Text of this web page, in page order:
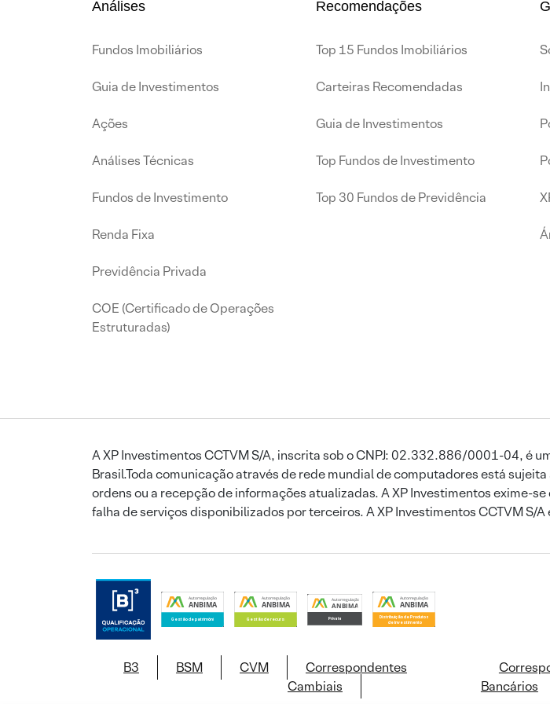
Análises
Fundos Imobiliários
Guia de Investimentos
Ações
Análises Técnicas
Fundos de Investimento
Renda Fixa
Previdência Privada
COE (Certificado de Operações
Estruturadas)
Recomendações
Top 15 Fundos Imobiliários
Carteiras Recomendadas
Guia de Investimentos
Top Fundos de Investimento
Top 30 Fundos de Previdência
A XP Investimentos CCTVM S/A, inscrita sob o CNPJ: 02.332.886/0001-04, é
Brasil.Toda comunicação através de rede mundial de computadores está
ordens ou a recepção de informações atualizadas. A XP Investimentos exime-
falha de serviços disponibilizados por terceiros. A XP Investimentos CCTVM S/
B3 BSM CVM
Correspondentes
Cambiais
Bancários